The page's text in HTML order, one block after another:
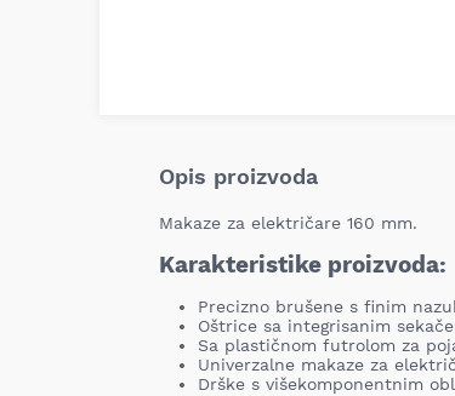
Opis proizvoda
Makaze za električare 160 mm.
Karakteristike proizvoda:
Precizno brušene s finim
Oštrice sa integrisanim
Sa plastičnom futrolom za
Univerzalne makaze za
Drške s višekomponentnim